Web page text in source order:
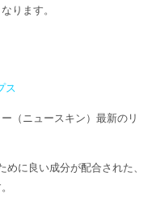
ります。
ス
（ニュースキン）最新のリ
に良い成分が配合された、